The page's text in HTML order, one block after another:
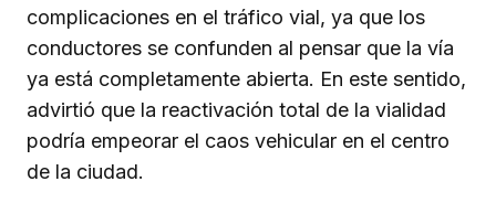
complicaciones en el tráfico vial, ya que los
conductores se confunden al pensar que la vía
ya está completamente abierta. En este sentido,
advirtió que la reactivación total de la vialidad
podría empeorar el caos vehicular en el centro
de la ciudad.